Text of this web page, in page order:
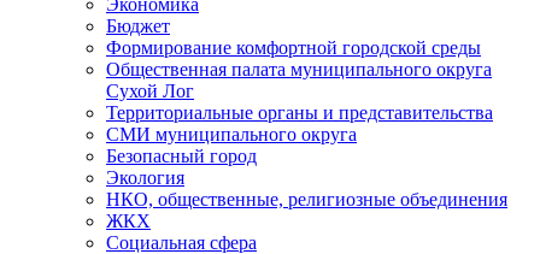
Экономика
Бюджет
Формирование комфортной городской среды
Общественная палата муниципального округа
Сухой Лог
Территориальные органы и представительства
СМИ муниципального округа
Безопасный город
Экология
НКО, общественные, религиозные объединения
ЖКХ
Социальная сфера